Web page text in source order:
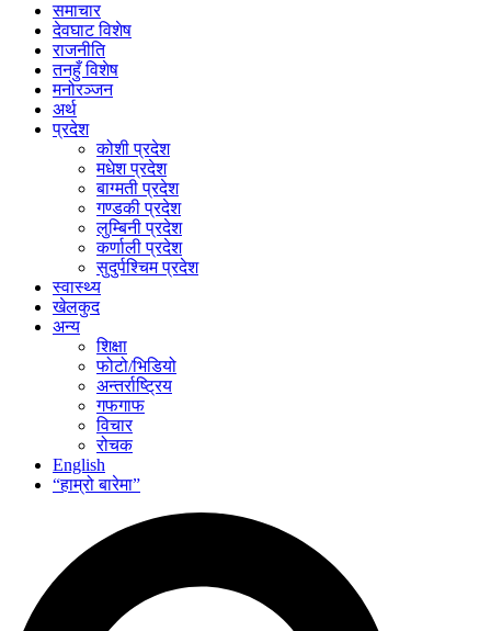
समाचार
देवघाट विशेष
राजनीति
तनहुँ विशेष
मनोरञ्जन
अर्थ
प्रदेश
कोशी प्रदेश
मधेश प्रदेश
बाग्मती प्रदेश
गण्डकी प्रदेश
लुम्बिनी प्रदेश
कर्णाली प्रदेश
सुदुर्पश्चिम प्रदेश
स्वास्थ्य
खेलकुद
अन्य
शिक्षा
फोटो/भिडियो
अन्तर्राष्ट्रिय
गफगाफ
विचार
रोचक
English
“हाम्रो बारेमा”